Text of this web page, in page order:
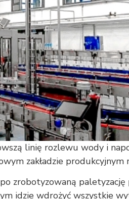
linię rozlewu wody i
zakładzie produkcyjnym
zrobotyzowaną paletyzację
idzie wdrożyć wszystkie